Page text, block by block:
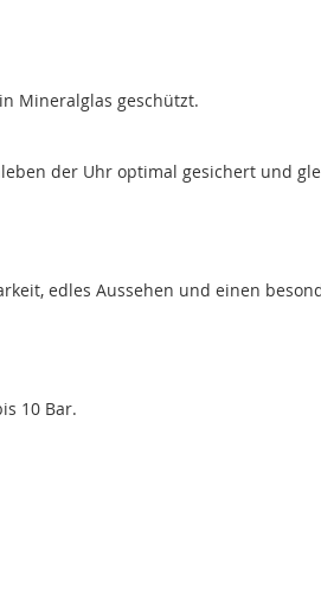
Mineralglas geschützt.
der Uhr optimal gesichert und
edles Aussehen und einen
10 Bar.